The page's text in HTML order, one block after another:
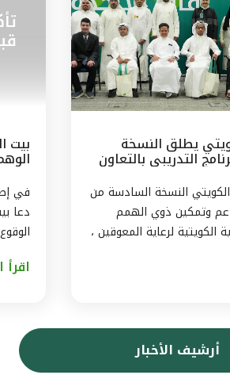
يطلق النسخة
التدريبي بالتعاون
لرعاية المعوقين
النسخة السادسة من
وتمكين ذوي الهمم
الكويتية لرعاية المعوقين ،
بيت التمويل الكويتي
الحمّاد ، ان البرنامج
التدريبى الذى يشمل 11 متدربا ، يأتى في إطار
بيت
دعا
حجز
بأن
اقرأ
أرشيف الأخبار